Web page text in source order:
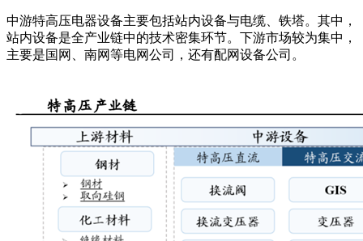
中游特高压电器设备主要包括站内设备与电缆、铁塔。其中，
站内设备是全产业链中的技术密集环节。下游市场较为集中，
主要是国网、南网等电网公司，还有配网设备公司。